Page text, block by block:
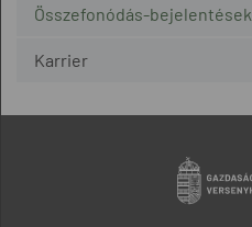
Összefonódás-bejelentések
Karrier